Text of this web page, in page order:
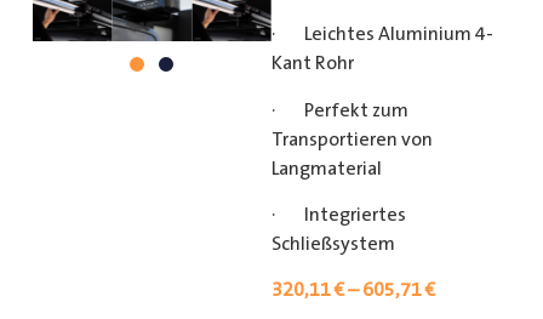
· Leichtes Aluminium 4-
Kant Rohr
· Perfekt zum
Transportieren von
Langmaterial
· Integriertes
Schließsystem
320,11€–605,71€